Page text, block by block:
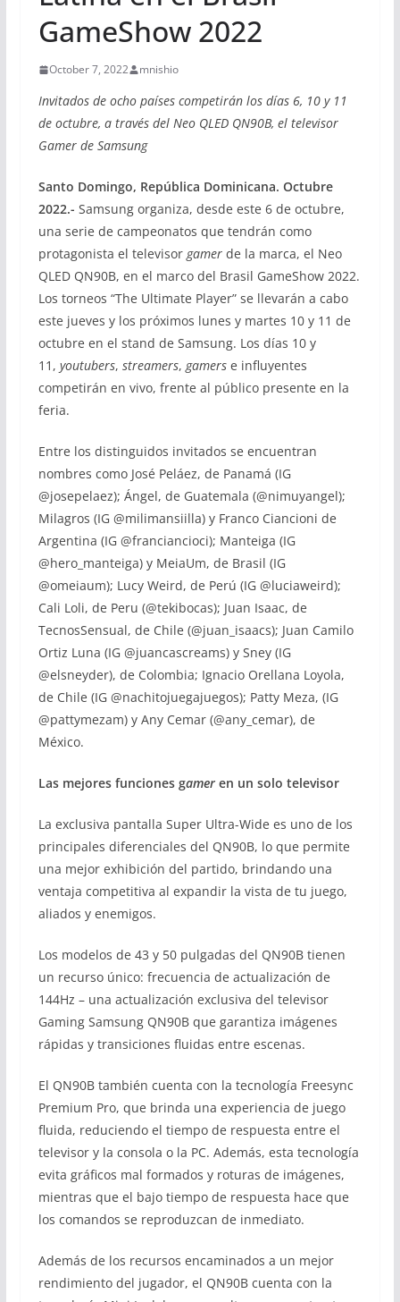
GameShow 2022
October 7, 2022 mnishio
Invitados de ocho países competirán los días 6, 10 y 11
de octubre, a través del Neo QLED QN90B, el televisor
Gamer de Samsung
Santo Domingo, República Dominicana. Octubre
2022.- Samsung organiza, desde este 6 de octubre,
una serie de campeonatos que tendrán como
protagonista el televisor gamerde la marca, el Neo
QLED QN90B, en el marco del Brasil GameShow 2022.
Los torneos “The Ultimate Player” se llevarán a cabo
este jueves y los próximos lunes y martes 10 y 11 de
octubre en el stand de Samsung. Los días 10 y
11, youtubers, streamers, gamerse influyentes
competirán en vivo, frente al público presente en la
feria.
Entre los distinguidos invitados se encuentran
nombres como José Peláez, de Panamá (IG
@josepelaez); Ángel, de Guatemala (@nimuyangel);
Milagros (IG @milimansiilla) y Franco Ciancioni de
Argentina (IG @franciancioci); Manteiga (IG
@hero_manteiga) y MeiaUm, de Brasil (IG
@omeiaum); Lucy Weird, de Perú (IG @luciaweird);
Cali Loli, de Peru (@tekibocas); Juan Isaac, de
TecnosSensual, de Chile (@juan_isaacs); Juan Camilo
Ortiz Luna (IG @juancascreams) y Sney (IG
@elsneyder), de Colombia; Ignacio Orellana Loyola,
de Chile (IG @nachitojuegajuegos); Patty Meza, (IG
@pattymezam) y Any Cemar (@any_cemar), de
México.
Las mejores funciones gameren un solo televisor
La exclusiva pantalla Super Ultra-Wide es uno de los
principales diferenciales del QN90B, lo que permite
una mejor exhibición del partido, brindando una
ventaja competitiva al expandir la vista de tu juego,
aliados y enemigos.
Los modelos de 43 y 50 pulgadas del QN90B tienen
un recurso único: frecuencia de actualización de
144Hz – una actualización exclusiva del televisor
Gaming Samsung QN90B que garantiza imágenes
rápidas y transiciones fluidas entre escenas.
El QN90B también cuenta con la tecnología Freesync
Premium Pro, que brinda una experiencia de juego
fluida, reduciendo el tiempo de respuesta entre el
televisor y la consola o la PC. Además, esta tecnología
evita gráficos mal formados y roturas de imágenes,
mientras que el bajo tiempo de respuesta hace que
los comandos se reproduzcan de inmediato.
Además de los recursos encaminados a un mejor
rendimiento del jugador, el QN90B cuenta con la